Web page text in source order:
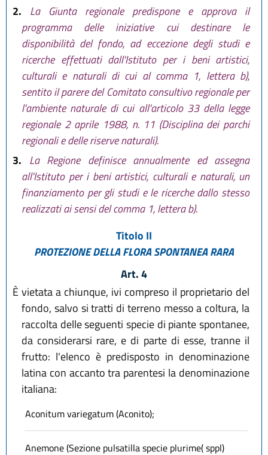
2. La Giunta regionale predispone e approva il
programma delle iniziative cui destinare le
disponibilità del fondo, ad eccezione degli studi e
ricerche effettuati dall'Istituto per i beni artistici,
culturali e naturali di cui al comma 1, lettera b),
sentito il parere del Comitato consultivo regionale per
l'ambiente naturale di cui all'articolo 33 della legge
regionale 2 aprile 1988, n. 11 (Disciplina dei parchi
regionali e delle riserve naturali).
3. La Regione definisce annualmente ed assegna
all'Istituto per i beni artistici, culturali e naturali, un
finanziamento per gli studi e le ricerche dallo stesso
realizzati ai sensi del comma 1, lettera b).
Titolo II
PROTEZIONE DELLA FLORA SPONTANEA RARA
Art. 4
È vietata a chiunque, ivi compreso il proprietario del
fondo, salvo si tratti di terreno messo a coltura, la
raccolta delle seguenti specie di piante spontanee,
da considerarsi rare, e di parte di esse, tranne il
frutto: l'elenco è predisposto in denominazione
latina con accanto tra parentesi la denominazione
italiana:
Aconitum variegatum (Aconito);
Anemone (Sezione pulsatilla specie plurime( sppl)